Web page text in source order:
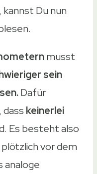
Du nun
musst
sein
Dafür
keinerlei
Es besteht also
vor dem
analoge